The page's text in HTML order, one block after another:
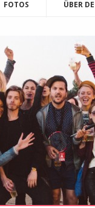
FOTOS ÜBER